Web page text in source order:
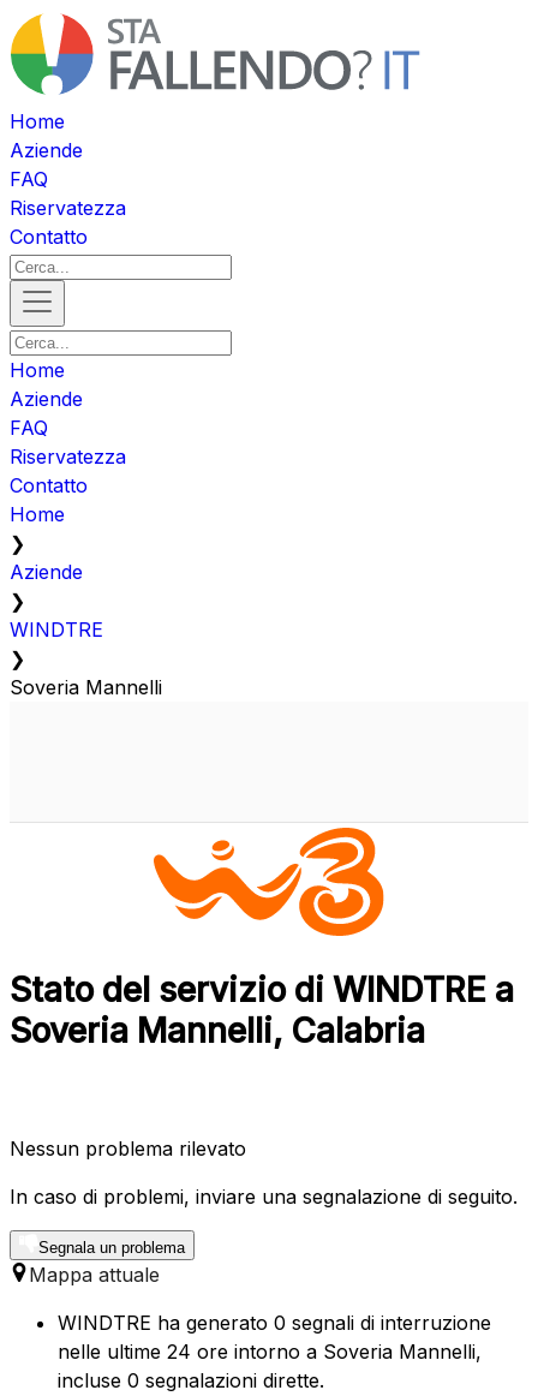
Home
Aziende
FAQ
Riservatezza
Contatto
Home
Aziende
FAQ
Riservatezza
Contatto
Home
❯
Aziende
❯
WINDTRE
❯
Soveria Mannelli
Stato del servizio di WINDTRE a
Soveria Mannelli, Calabria
Nessun problema rilevato
In caso di problemi, inviare una segnalazione di seguito.
Segnala un problema
Mappa attuale
WINDTRE ha generato 0 segnali di interruzione
nelle ultime 24 ore intorno a Soveria Mannelli,
incluse 0 segnalazioni dirette.